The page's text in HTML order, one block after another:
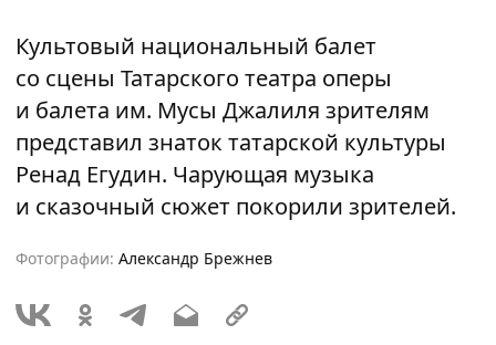
Культовый национальный балет
со сцены Татарского театра оперы
и балета им. Мусы Джалиля зрителям
представил знаток татарской культуры
Ренад Егудин. Чарующая музыка
и сказочный сюжет покорили зрителей.
Фотографии: Александр Брежнев